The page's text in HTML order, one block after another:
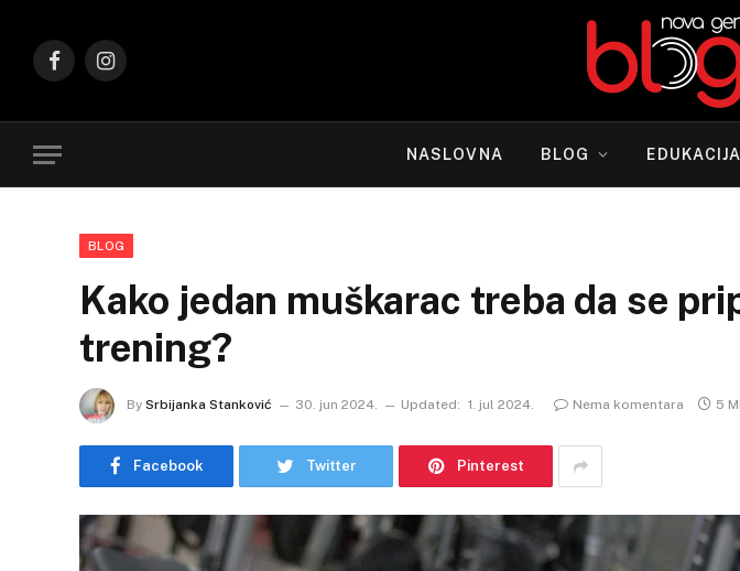
FacebookInstagram
NASLOVNA BLOG EDUKACIJA
BLOG
Kako jedan muškarac treba da se
trening?
By Srbijanka Stanković 30. jun 2024. Updated: 1. jul 2024. Nema komentara 5
Facebook Twitter Pinterest